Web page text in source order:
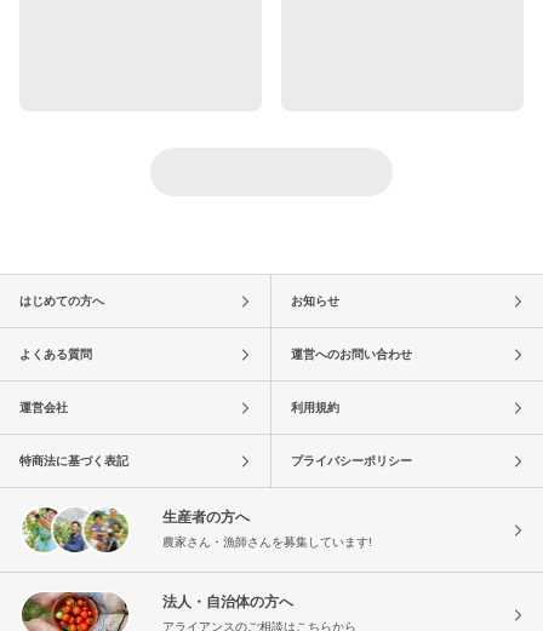
はじめての方へ お知らせ
よくある質問 運営へのお問い合わせ
運営会社 利用規約
特商法に基づく表記 プライバシーポリシー
生産者の方へ
農家さん・漁師さんを募集しています!
法人・自治体の方へ
アライアンスのご相談はこちらから